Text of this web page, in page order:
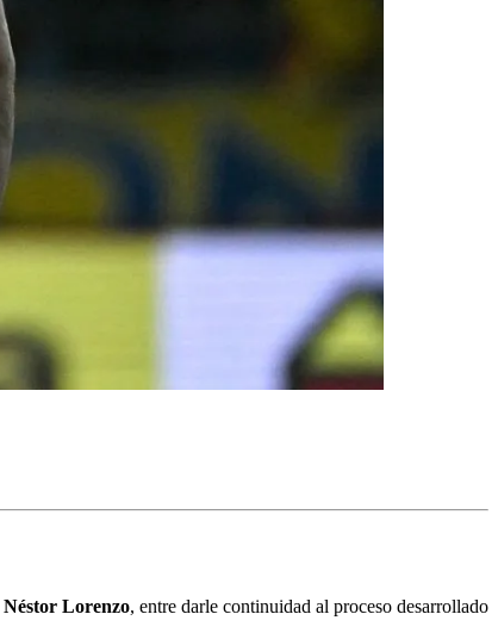
Néstor Lorenzo, entre darle continuidad al proceso desarrollado